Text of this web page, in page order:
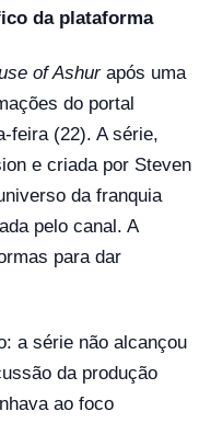
da plataforma
of Ashurapós uma
do portal
feira (22). A série,
e criada por Steven
da franquia
pelo canal. A
para dar
a série não alcançou
da produção
ao foco